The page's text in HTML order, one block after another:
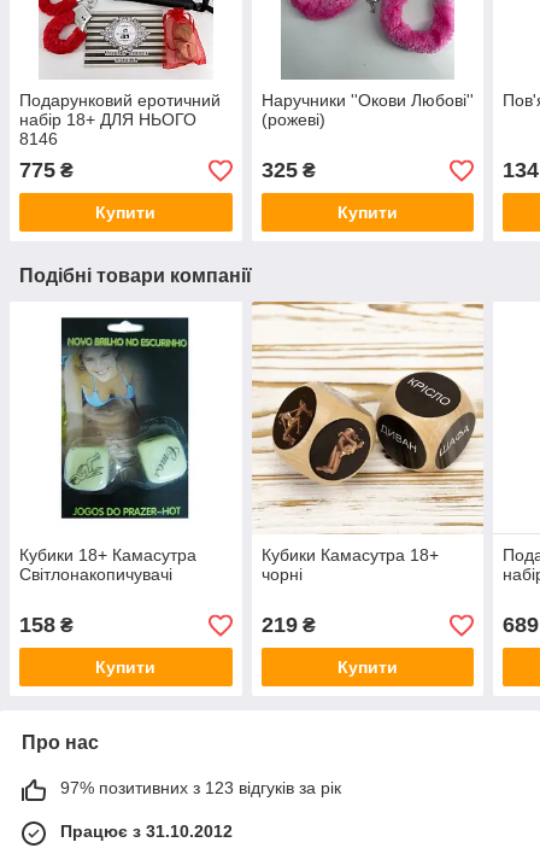
Подарунковий еротичний
набір 18+ ДЛЯ НЬОГО
8146
775 ₴
Купити
Наручники ''Окови Любові''
(рожеві)
325₴
Купити
134
Подібні товари компанії
Кубики 18+ Камасутра
Світлонакопичувачі
158 ₴
Купити
Кубики Камасутра 18+
чорні
219₴
Купити
689
Про нас
97% позитивних з 123 відгуків за рік
Працює з 31.10.2012